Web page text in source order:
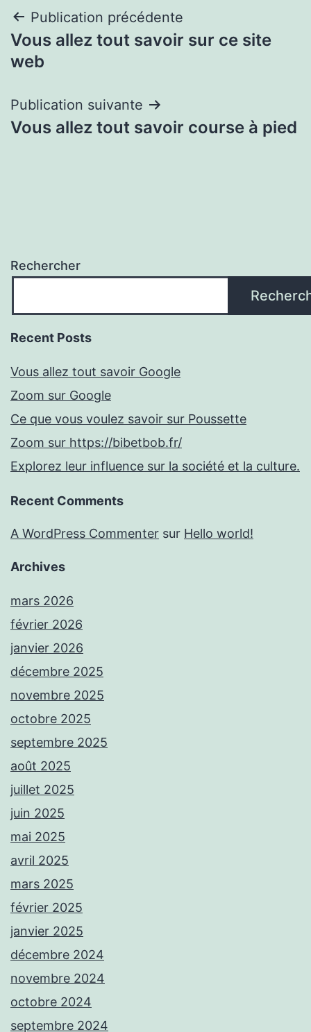
Navigation
de
Publication précédente
Vous allez tout savoir sur ce site
web
Publication suivante
Vous allez tout savoir course à pied
Rechercher
Recent Posts
Vous allez tout savoir Google
Zoom sur Google
Ce que vous voulez savoir sur Poussette
Zoom sur https://bibetbob.fr/
Explorez leur influence sur la société et la culture.
Recent Comments
A WordPress Commenter sur Hello world!
Archives
mars 2026
février 2026
janvier 2026
décembre 2025
novembre 2025
octobre 2025
septembre 2025
août 2025
juillet 2025
juin 2025
mai 2025
avril 2025
mars 2025
février 2025
janvier 2025
décembre 2024
novembre 2024
octobre 2024
septembre 2024